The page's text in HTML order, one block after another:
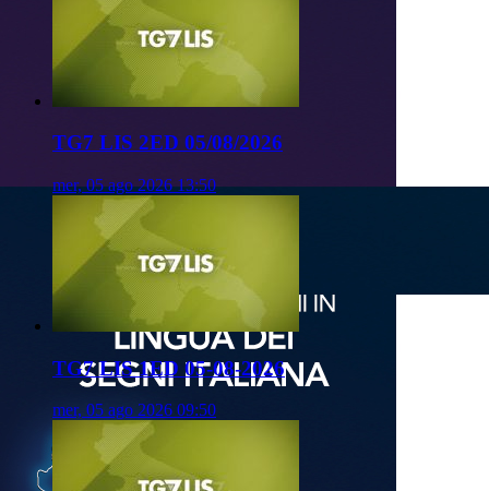
TG7 LIS 2ED 05/08/2026
mer, 05 ago 2026 13:50
TG7 LIS 1ED 05-08-2026
mer, 05 ago 2026 09:50